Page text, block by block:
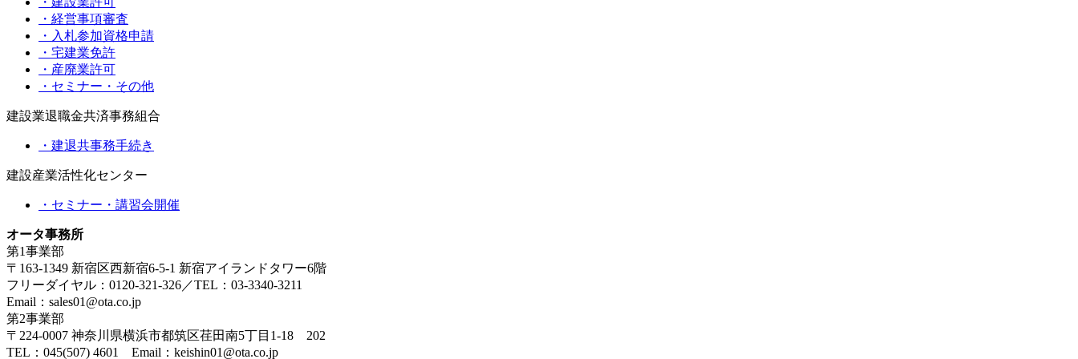
・経営事項審査
・入札参加資格申請
・宅建業免許
・産廃業許可
・セミナー・その他
建設業退職金共済事務組合
・建退共事務手続き
建設産業活性化センター
・セミナー・講習会開催
オータ事務所
第1事業部
〒163-1349 新宿区西新宿6-5-1 新宿アイランドタワー6階
フリーダイヤル：0120-321-326／TEL：03-3340-3211
Email：sales01@ota.co.jp
第2事業部
〒224-0007 神奈川県横浜市都筑区荏田南5丁目1-18 202
TEL：045(507) 4601 Email：keishin01@ota.co.jp